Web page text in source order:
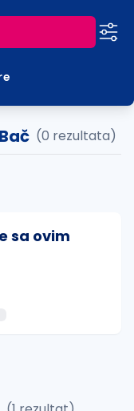
(0 rezultata)
sa ovim